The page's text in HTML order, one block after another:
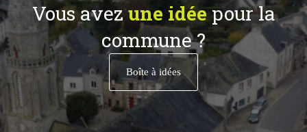
Vous avezune idéepour la
commune ?
Boîte à idées